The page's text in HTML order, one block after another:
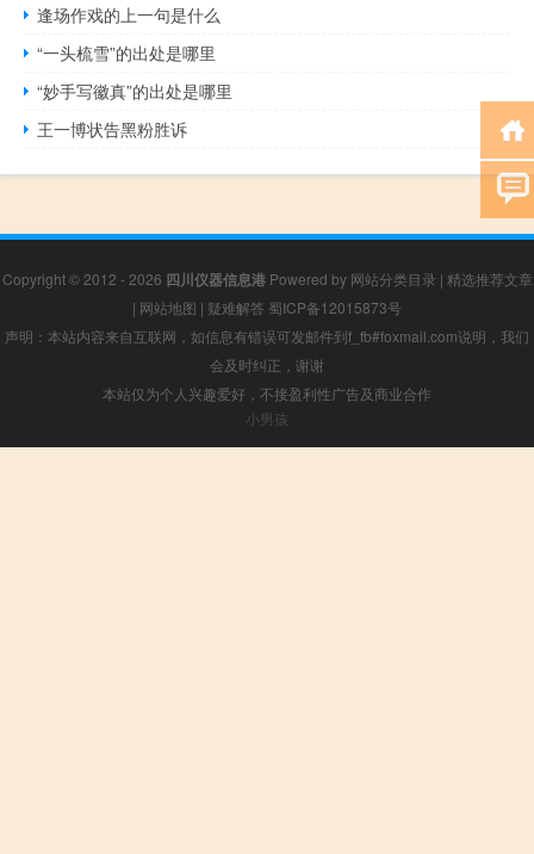
逢场作戏的上一句是什么
“一头梳雪”的出处是哪里
“妙手写徽真”的出处是哪里
王一博状告黑粉胜诉
Copyright © 2012 - 2026 四川仪器信息港Powered by 网站分类目录 | 精选推荐文章
| 网站地图 | 疑难解答 蜀ICP备12015873号
声明：本站内容来自互联网，如信息有错误可发邮件到f_fb#foxmail.com说明，我们
会及时纠正，谢谢
本站仅为个人兴趣爱好，不接盈利性广告及商业合作
小男孩